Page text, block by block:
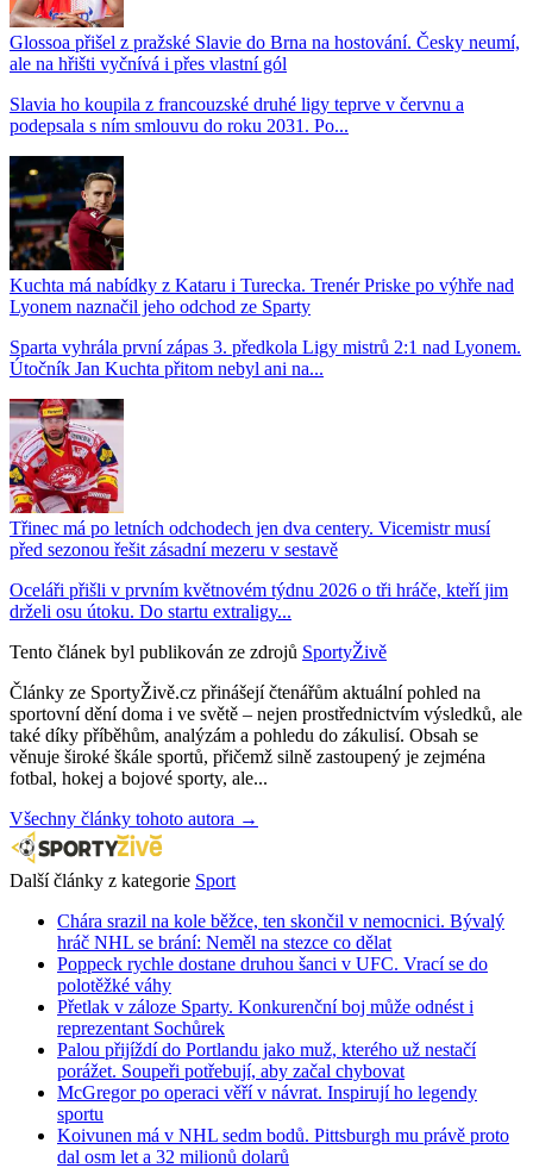
Glossoa přišel z pražské Slavie do Brna na hostování. Česky neumí,
ale na hřišti vyčnívá i přes vlastní gól
Slavia ho koupila z francouzské druhé ligy teprve v červnu a
podepsala s ním smlouvu do roku 2031. Po...
Kuchta má nabídky z Kataru i Turecka. Trenér Priske po výhře nad
Lyonem naznačil jeho odchod ze Sparty
Sparta vyhrála první zápas 3. předkola Ligy mistrů 2:1 nad Lyonem.
Útočník Jan Kuchta přitom nebyl ani na...
Třinec má po letních odchodech jen dva centery. Vicemistr musí
před sezonou řešit zásadní mezeru v sestavě
Oceláři přišli v prvním květnovém týdnu 2026 o tři hráče, kteří jim
drželi osu útoku. Do startu extraligy...
Tento článek byl publikován ze zdrojů SportyŽivě
Články ze SportyŽivě.cz přinášejí čtenářům aktuální pohled na
sportovní dění doma i ve světě – nejen prostřednictvím výsledků, ale
také díky příběhům, analýzám a pohledu do zákulisí. Obsah se
věnuje široké škále sportů, přičemž silně zastoupený je zejména
fotbal, hokej a bojové sporty, ale...
Všechny články tohoto autora →
Další články z kategorie Sport
Chára srazil na kole běžce, ten skončil v nemocnici. Bývalý
hráč NHL se brání: Neměl na stezce co dělat
Poppeck rychle dostane druhou šanci v UFC. Vrací se do
polotěžké váhy
Přetlak v záloze Sparty. Konkurenční boj může odnést i
reprezentant Sochůrek
Palou přijíždí do Portlandu jako muž, kterého už nestačí
porážet. Soupeři potřebují, aby začal chybovat
McGregor po operaci věří v návrat. Inspirují ho legendy
sportu
Koivunen má v NHL sedm bodů. Pittsburgh mu právě proto
dal osm let a 32 milionů dolarů